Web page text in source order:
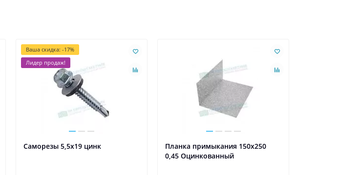
Ваша скидка: -17%
Лидер продаж!
Саморезы 5,5х19 цинк
Планка примыкания 150х250
0,45 Оцинкованный